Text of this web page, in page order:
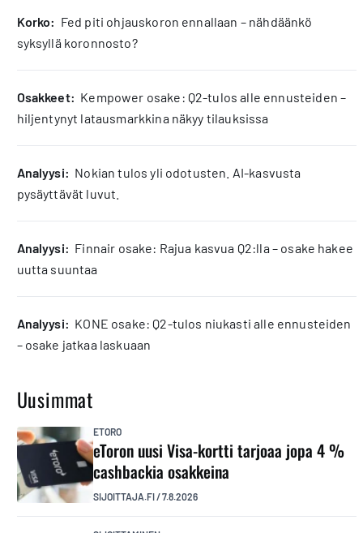
korko: Fed piti ohjauskoron ennallaan – nähdäänkö
syksyllä koronnosto?
osakkeet: Kempower osake: Q2-tulos alle ennusteiden –
hiljentynyt latausmarkkina näkyy tilauksissa
analyysi: Nokian tulos yli odotusten. AI-kasvusta
pysäyttävät luvut.
analyysi: Finnair osake: Rajua kasvua Q2:lla – osake hakee
uutta suuntaa
analyysi: KONE osake: Q2-tulos niukasti alle ennusteiden
– osake jatkaa laskuaan
Uusimmat
ETORO
eToron uusi Visa-kortti tarjoaa jopa 4 %
cashbackia osakkeina
SIJOITTAJA.FI/7.8.2026